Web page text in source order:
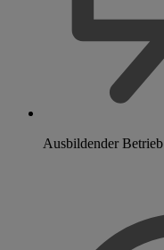
Ausbildender Betrieb